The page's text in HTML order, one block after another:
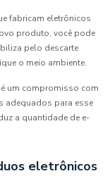
fabricam eletrônicos
produto, você pode
pelo descarte
o meio ambiente.
um compromisso com
adequados para esse
a quantidade de e-
eletrônicos